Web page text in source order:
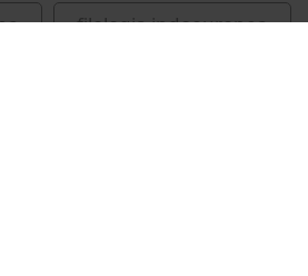
filologia indoeuropea